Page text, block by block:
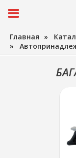
Главная »
»